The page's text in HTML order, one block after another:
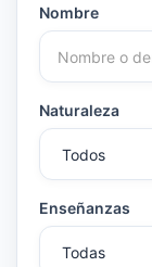
Nombre
Naturaleza
Enseñanzas